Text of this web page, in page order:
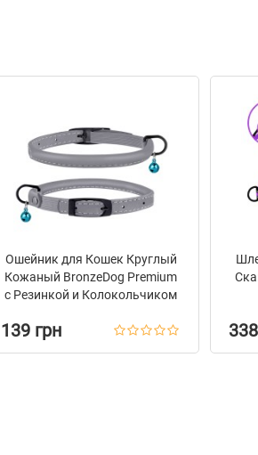
Ошейник для Кошек Круглый
Кожаный BronzeDog Premium
с Резинкой и Колокольчиком
139 грн